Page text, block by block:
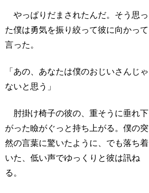
やっぱりだまされたんだ。そう思っ
た僕は勇気を振り絞って彼に向かって
言った。
「あの、あなたは僕のおじいさんじゃ
ないと思う」
肘掛け椅子の彼の、重そうに垂れ下
がった瞼がぐっと持ち上がる。僕の突
然の言葉に驚いたように、でも落ち着
いた、低い声でゆっくりと彼は訊ね
る。